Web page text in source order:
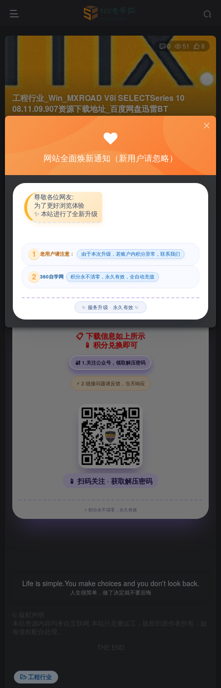
工程行业_Win_MXROAD V8i SELECTSeries 10
08.11.09.907资源下载地址_百度网盘迅雷BT
0 51 8
热心网友 关注
此内容为付费资源，请付费后查看
29积分
付费资源
📋 下载信息如上所示
📱 积分兑换即可
🔐 1.关注公众号，领取解压密码
⚡ 2.链接问题请反馈，当天响应
📱 扫码关注 · 获取解压密码
⚡ 积分永不清零，永久有效
Life is simple.You make choices and you don't look back.
人生很简单，做了决定就不要后悔
版权声明
本站资源内容均来自互联网,本站只是搬运工，版权归原作者所有，如
有侵权配合处理。
THE END
工程行业
网站全面焕新通知（新用户请忽略）
尊敬各位网友:
为了更好浏览体验
✨ 本站进行了全新升级
1 老用户请注意： 由于本次升级，若账户内积分异常，联系我们
2 360自学网 积分永不清零，永久有效，全自动充值
✨ 服务升级 · 永久有效 ✨